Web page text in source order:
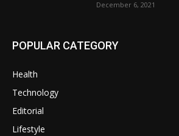
December 6, 2021
POPULAR CATEGORY
Health
Technology
Editorial
Lifestyle